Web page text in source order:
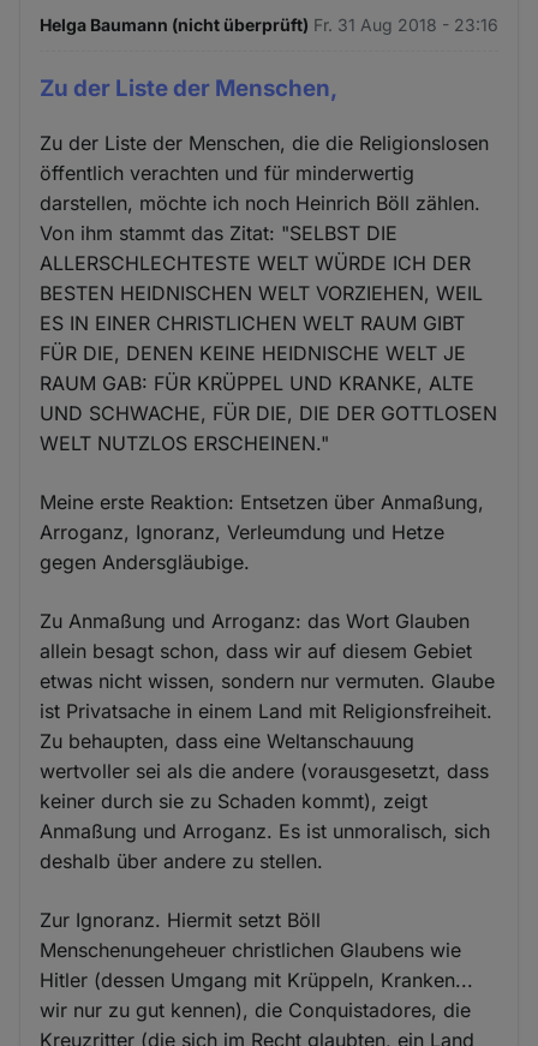
Helga Baumann (nicht überprüft) Fr. 31 Aug 2018 - 23:16
Zu der Liste der Menschen,
Zu der Liste der Menschen, die die Religionslosen
öffentlich verachten und für minderwertig
darstellen, möchte ich noch Heinrich Böll zählen.
Von ihm stammt das Zitat: "SELBST DIE
ALLERSCHLECHTESTE WELT WÜRDE ICH DER
BESTEN HEIDNISCHEN WELT VORZIEHEN, WEIL
ES IN EINER CHRISTLICHEN WELT RAUM GIBT
FÜR DIE, DENEN KEINE HEIDNISCHE WELT JE
RAUM GAB: FÜR KRÜPPEL UND KRANKE, ALTE
UND SCHWACHE, FÜR DIE, DIE DER GOTTLOSEN
WELT NUTZLOS ERSCHEINEN."
Meine erste Reaktion: Entsetzen über Anmaßung,
Arroganz, Ignoranz, Verleumdung und Hetze
gegen Andersgläubige.
Zu Anmaßung und Arroganz: das Wort Glauben
allein besagt schon, dass wir auf diesem Gebiet
etwas nicht wissen, sondern nur vermuten. Glaube
ist Privatsache in einem Land mit Religionsfreiheit.
Zu behaupten, dass eine Weltanschauung
wertvoller sei als die andere (vorausgesetzt, dass
keiner durch sie zu Schaden kommt), zeigt
Anmaßung und Arroganz. Es ist unmoralisch, sich
deshalb über andere zu stellen.
Zur Ignoranz. Hiermit setzt Böll
Menschenungeheuer christlichen Glaubens wie
Hitler (dessen Umgang mit Krüppeln, Kranken...
wir nur zu gut kennen), die Conquistadores, die
Kreuzritter (die sich im Recht glaubten, ein Land